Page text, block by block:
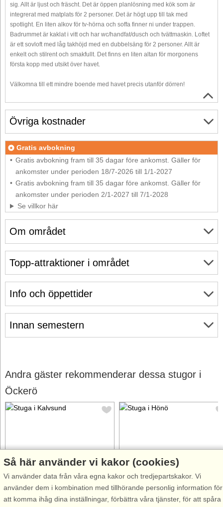
sig. Allt är ljust och fräscht. Det är öppen planlösning med kök som är
integrerat med matplats för 2 personer. Det är högt upp till tak med
spotlight. En liten alkov för tv-hörna och soffa finner ni under trappen.
Badrummet är kaklat i vitt och har wc/handfat/dusch och tvättmaskin. Loftet
är ett sovloft med låg takhöjd med en dubbelsäng för 2 personer. Allt är
enkelt och stilrent och smakfullt. Det finns en liten altan för morgonens
första kopp med utsikt över havet.
Välkomna till ett mindre boende med havet precis utanför dörren!
Om området
Info och öppettider
Innan semestern
Övriga kostnader
Gratis avbokning
Gratis avbokning fram till 35 dagar före ankomst. Gäller för
ankomster under perioden 18/7-2026 till 1/1-2027
Gratis avbokning fram till 35 dagar före ankomst. Gäller för
ankomster under perioden 2/1-2027 till 7/1-2028
Se villkor här
Topp-attraktioner i området
Andra gäster rekommenderar dessa stugor i
Öckerö
Stugnr: 64253
Kalvsund
4 personer, 46 m²
50 m till sjö/hav:.
Stugnr: 57515
Hönö
4 personer, 80 m²
50 m till sjö/hav:.
Så här använder vi kakor (cookies)
Vi använder data från våra egna kakor och tredjepartskakor. Vi
använder dem i kombination med tillhörande personlig information för
att komma ihåg dina inställningar, förbättra våra tjänster, för att spåra